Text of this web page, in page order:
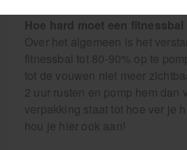
Hoe hard moet een fitnessbal
Over het algemeen is het
fitnessbal tot 80-90% op te
tot de vouwen niet meer
2 uur rusten en pomp hem dan
verpakking staat tot hoe ver je
hou je hier ook aan!